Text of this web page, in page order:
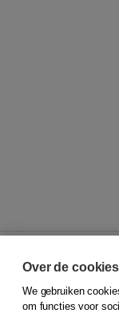
© 2026Koninklijke
Over de
We gebruiken
om functies voor